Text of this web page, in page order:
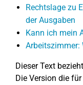
Rechtslage zu
der Ausgaben
Kann ich mein
Arbeitszimmer:
Dieser Text
Die Version die